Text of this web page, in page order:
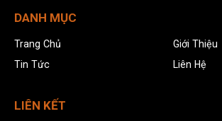
DANH MỤC
Trang Chủ
Giới Thiệu
Tin Tức
Liên Hệ
LIÊN KẾT